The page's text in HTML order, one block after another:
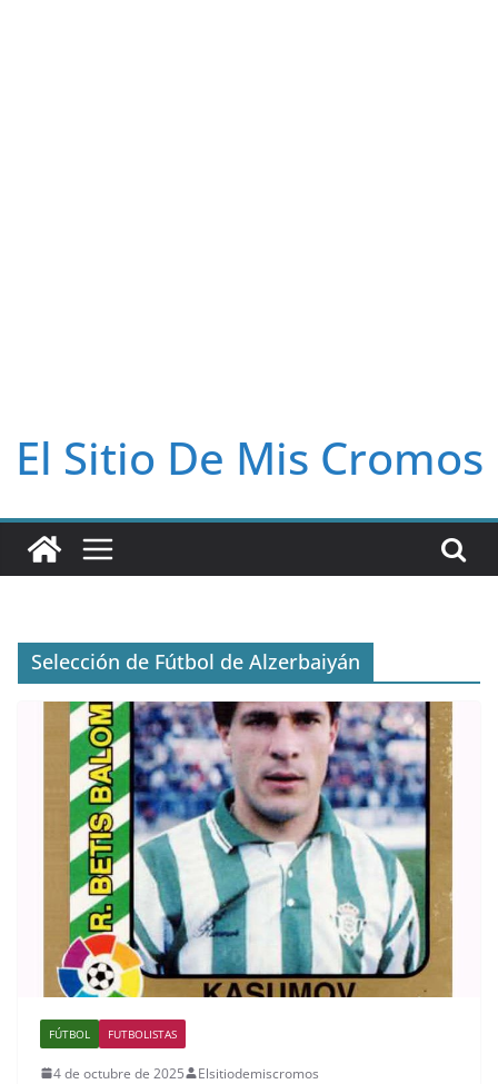
El Sitio De Mis Cromos
Selección de Fútbol de Alzerbaiyán
FÚTBOL FUTBOLISTAS
4 de octubre de 2025 Elsitiodemiscromos